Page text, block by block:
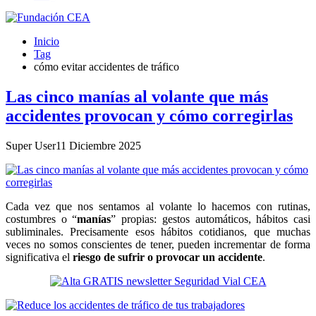
Inicio
Tag
cómo evitar accidentes de tráfico
Las cinco manías al volante que más
accidentes provocan y cómo corregirlas
Super User11 Diciembre 2025
Cada vez que nos sentamos al volante lo hacemos con rutinas,
costumbres o “manías” propias: gestos automáticos, hábitos casi
subliminales. Precisamente esos hábitos cotidianos, que muchas
veces no somos conscientes de tener, pueden incrementar de forma
significativa el riesgo de sufrir o provocar un accidente.